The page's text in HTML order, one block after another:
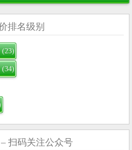
排名级别
(23)
(34)
扫码关注公众号